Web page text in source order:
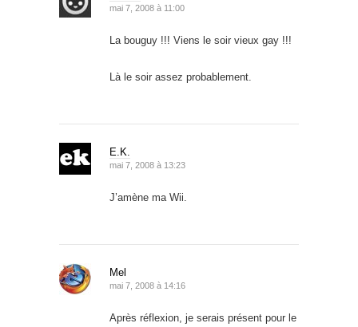
mai 7, 2008 à 11:00
La bouguy !!! Viens le soir vieux gay !!!
Là le soir assez probablement.
E.K.
mai 7, 2008 à 13:23
J’amène ma Wii.
Mel
mai 7, 2008 à 14:16
Après réflexion, je serais présent pour le